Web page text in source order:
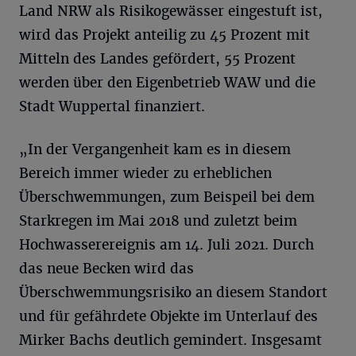
Land NRW als Risikogewässer eingestuft ist,
wird das Projekt anteilig zu 45 Prozent mit
Mitteln des Landes gefördert, 55 Prozent
werden über den Eigenbetrieb WAW und die
Stadt Wuppertal finanziert.
„In der Vergangenheit kam es in diesem
Bereich immer wieder zu erheblichen
Überschwemmungen, zum Beispeil bei dem
Starkregen im Mai 2018 und zuletzt beim
Hochwasserereignis am 14. Juli 2021. Durch
das neue Becken wird das
Überschwemmungsrisiko an diesem Standort
und für gefährdete Objekte im Unterlauf des
Mirker Bachs deutlich gemindert. Insgesamt